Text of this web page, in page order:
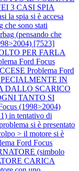
3 CASI SPIA
la spia si è accesa
che sono stati
(pensando che
[7523]
PER FARLA
Ford Focus
Problema Ford
IN
DALLO SCARICO
TANTO SI
(1998>2004)
in tentativo di
si è presentato
> il motore si è
Ford Focus
(simbolo
CARICA